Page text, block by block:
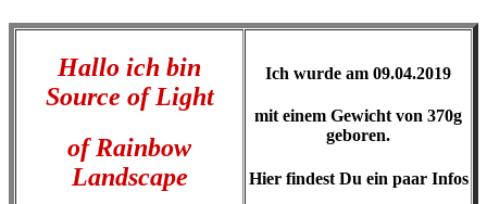
Hallo ich bin
Source of Light
of Rainbow
Landscape
Ich wurde am 09.04.2019
mit einem Gewicht von 370g
geboren.
Hier findest Du ein paar Infos